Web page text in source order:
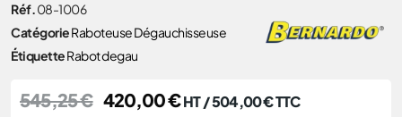
Réf.08-1006
CatégorieRaboteuse Dégauchisseuse
ÉtiquetteRabot degau
545,25€ 420,00€HT /504,00€TTC